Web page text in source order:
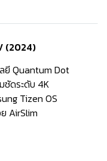
(2024)
ยี Quantum Dot
ชัดระดับ 4K
Tizen OS
AirSlim